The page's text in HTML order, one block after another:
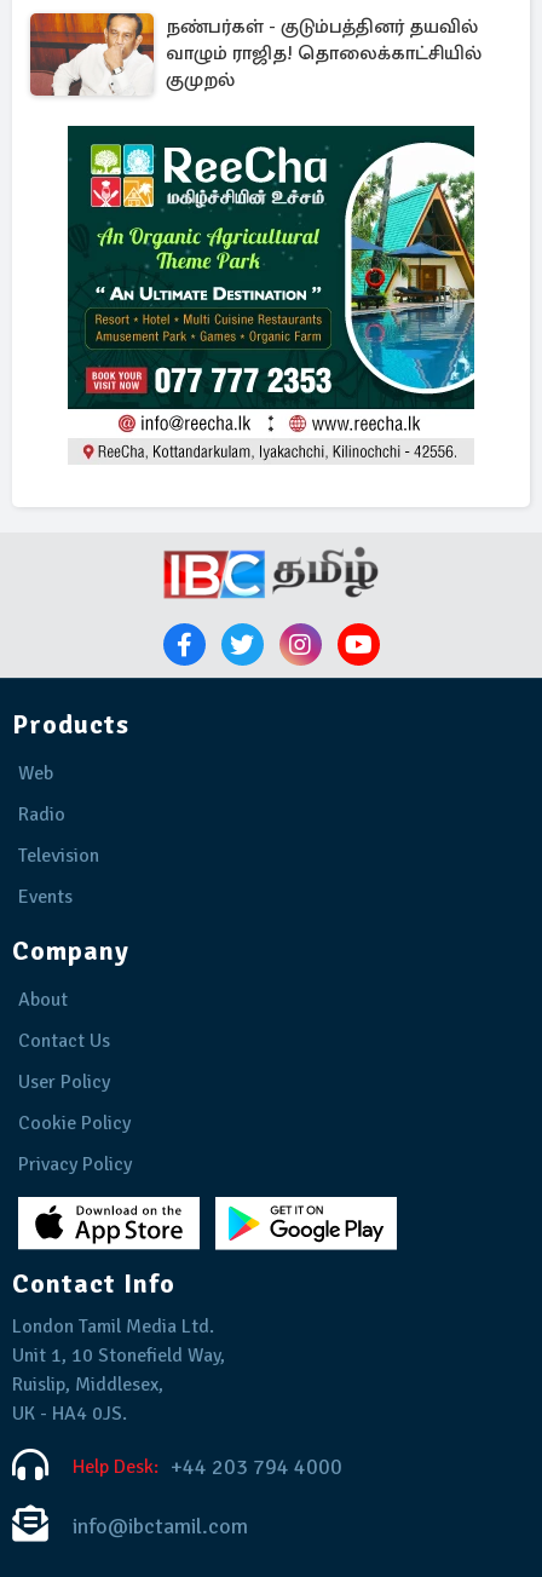
நண்பர்கள் - குடும்பத்தினர் தயவில்
வாழும் ராஜித! தொலைக்காட்சியில்
குமுறல்
Products
Web
Radio
Television
Events
Company
About
Contact Us
User Policy
Cookie Policy
Privacy Policy
Contact Info
London Tamil Media Ltd.
Unit 1, 10 Stonefield Way,
Ruislip, Middlesex,
UK - HA4 0JS.
Help Desk: +44 203 794 4000
info@ibctamil.com